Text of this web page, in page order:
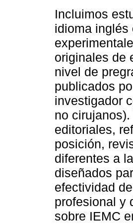
Incluimos
idioma inglés
originales de
nivel de
publicados
investigador
no
editoriales,
posición,
diferentes a
diseñados
efectividad
profesional y
sobre IEMC